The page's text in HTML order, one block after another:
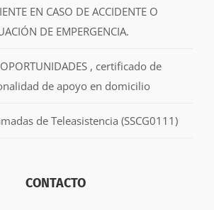
EN CASO DE ACCIDENTE O
DE EMPERGENCIA.
OPORTUNIDADES , certificado de
de apoyo en domicilio
de Teleasistencia (SSCG0111)
CONTACTO